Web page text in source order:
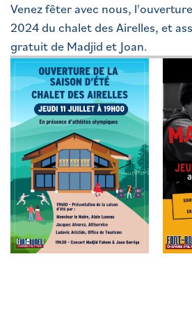
Venez fêter avec nous,
2024 du chalet des Airelles, et
gratuit de Madjid et Joan.